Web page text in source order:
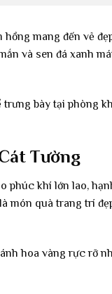
hồng mang đến vẻ
và sen đá xanh
bày tại phòng
Tường
khí lớn lao,
món quà trang trí
hoa vàng rực rỡ